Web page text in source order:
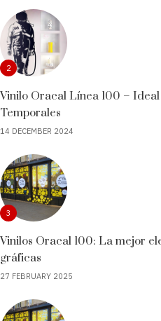
2
Vinilo Oracal Línea 100 –
Temporales
14 DECEMBER 2024
3
Vinilos Oracal 100: La mejor
gráficas
27 FEBRUARY 2025